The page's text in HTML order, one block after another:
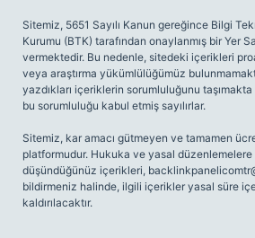
Sitemiz, 5651 Sayılı Kanun gereğince Bilgi
Kurumu (BTK) tarafından onaylanmış bir Yer
vermektedir. Bu nedenle, sitedeki içerikleri
veya araştırma yükümlülüğümüz
yazdıkları içeriklerin sorumluluğunu
bu sorumluluğu kabul etmiş sayılırlar.
Sitemiz, kar amacı gütmeyen ve tamamen
platformudur. Hukuka ve yasal düzenlemelere
düşündüğünüz içerikleri,
bildirmeniz halinde, ilgili içerikler yasal süre
kaldırılacaktır.